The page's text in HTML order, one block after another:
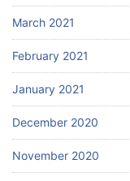
March 2021
February 2021
January 2021
December 2020
November 2020